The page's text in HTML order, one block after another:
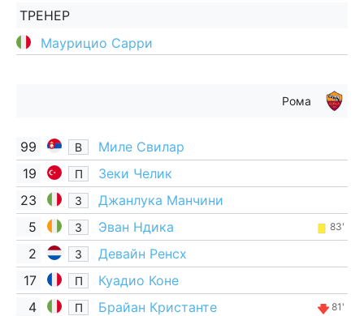
ТРЕНЕР
Маурицио Сарри
Рома
99 В
Миле Свилар
19
П
Зеки Челик
23
З
Джанлука Манчини
5
З Эван Ндика 83'
2 З
Девайн Ренсх
17
П
Куадио Коне
4
П Брайан Кристанте 81'